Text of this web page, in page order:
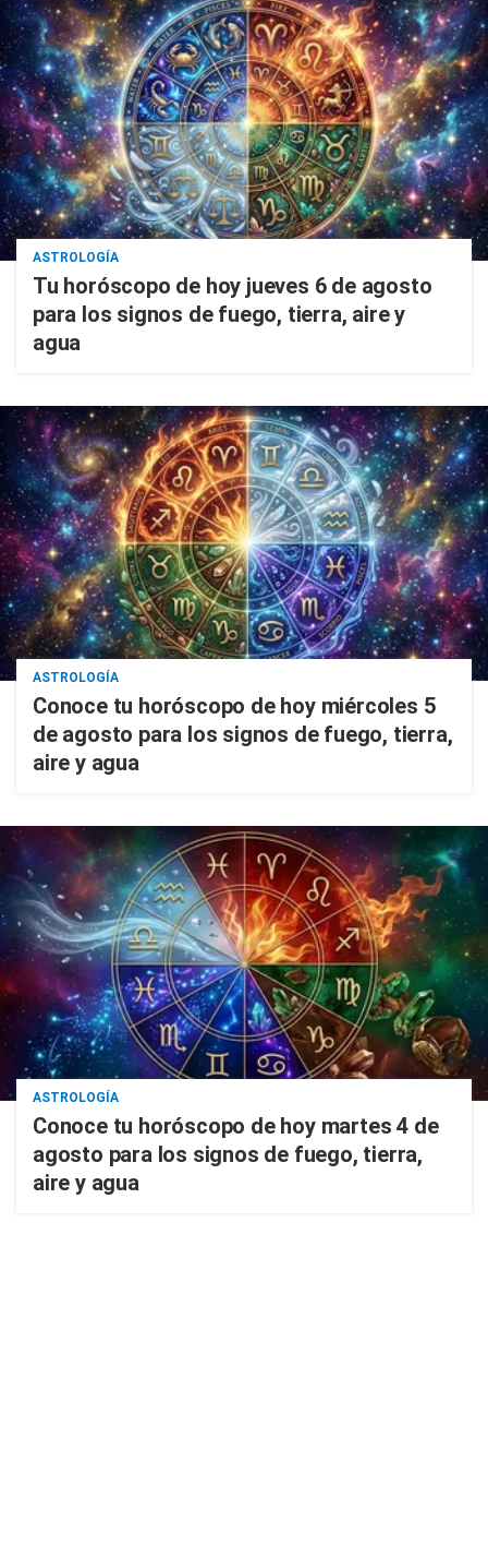
ASTROLOGÍA
Tu horóscopo de hoy jueves 6 de agosto
para los signos de fuego, tierra, aire y
agua
ASTROLOGÍA
Conoce tu horóscopo de hoy miércoles 5
de agosto para los signos de fuego, tierra,
aire y agua
ASTROLOGÍA
Conoce tu horóscopo de hoy martes 4 de
agosto para los signos de fuego, tierra,
aire y agua